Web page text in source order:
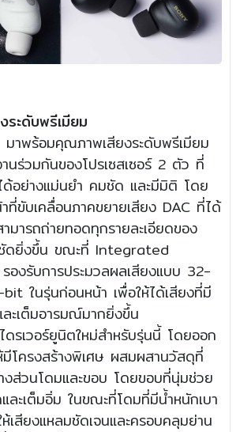
ระดับพรีเมียม
าพร้อมคุณภาพเสียงระดับพรีเมียม
นร่วมกันของโปรเซสเซอร์ 2 ตัว ที่
ด้อย่างแม่นยำ คมชัด และมีมิติ โดย
ขับเคลื่อนภาคขยายเสียง DAC ที่ได้
มารถถ่ายทอดทุกรายละเอียดของ
ชัดยิ่งขึ้น ขณะที่ Integrated
งรับการประมวลผลเสียงแบบ 32-
ในรุ่นก่อนหน้า เพื่อให้ได้เสียงที่มี
ะเต็มอารมณ์มากยิ่งขึ้น
รเวอร์ยูนิตใหม่สำหรับรุ่นนี้ โดยออก
มีโครงสร้างพิเศษ ผสมผสานวัสดุที่
งส่วนโดมและขอบ โดยขอบที่นุ่มช่วย
ละเต็มอิ่ม ในขณะที่โดมที่มีน้ำหนักเบา
เสียงแหลมชัดเจนและครอบคลุมย่าน